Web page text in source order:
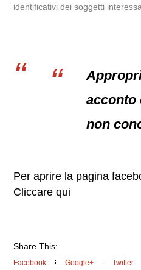
identificativi dei soggetti
acconto
non
Per aprire la pagina
Cliccare qui
Share This:
Facebook Google+ Twitter